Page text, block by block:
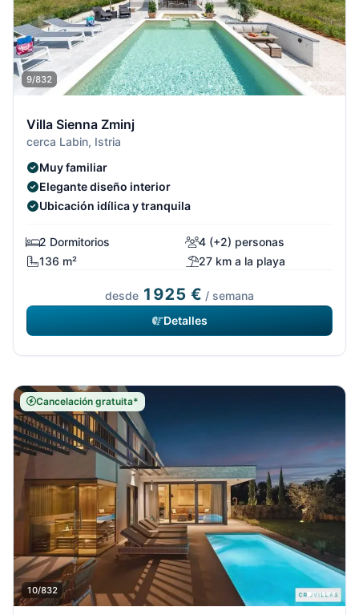
9/832
Villa Sienna Zminj
cerca Labin, Istria
Muy familiar
Elegante diseño interior
Ubicación idílica y tranquila
2 Dormitorios
4 (+2) personas
136 m²
27 km a la playa
desde 1925 € / semana
Detalles
Cancelación gratuita*
10/832